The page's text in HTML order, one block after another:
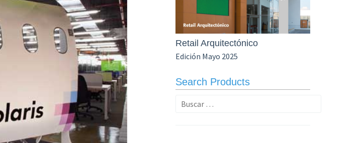
Retail Arquitectónico
Edición Mayo 2025
Search Products
Buscar: